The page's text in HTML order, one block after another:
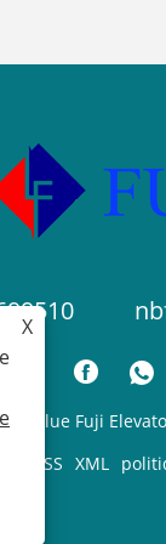
Blue Fuji
RSS XML
X